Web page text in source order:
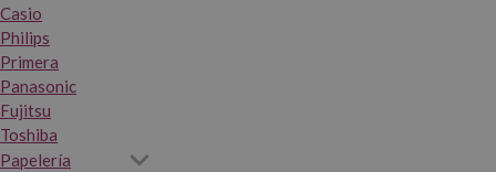
Casio
Philips
Primera
Panasonic
Fujitsu
Toshiba
Papelería